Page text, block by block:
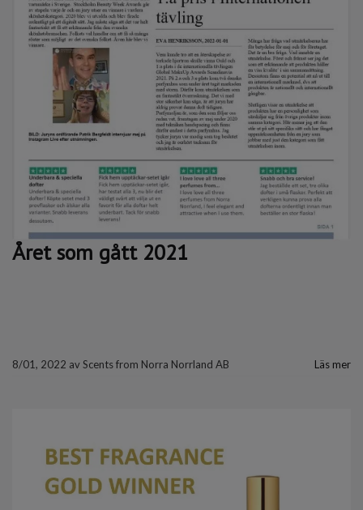
Året som gått 2021
8/01, 2022 avScents from Norra Norrland AB Läs mer